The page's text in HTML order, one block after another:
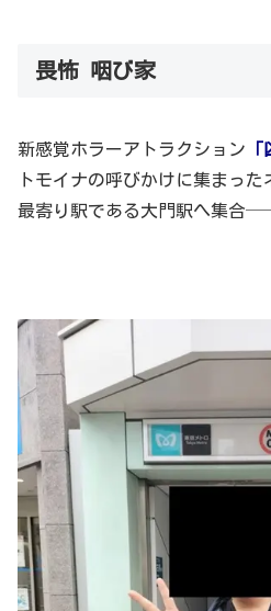
畏怖 咽び家
新感覚ホラーアトラクション
トモイナの呼びかけに集まっ
最寄り駅である大門駅へ集合